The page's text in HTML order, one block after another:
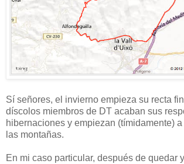
Sí señores, el invierno empieza su recta
díscolos miembros de DT acaban sus
hibernaciones y empiezan (tímidamente)
las montañas.
En mi caso particular, después de quedar